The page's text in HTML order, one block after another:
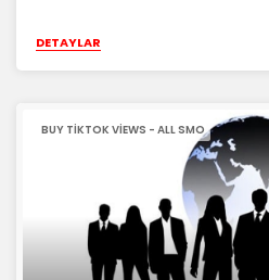
DETAYLAR
BUY TIKTOK VIEWS - ALL SMO